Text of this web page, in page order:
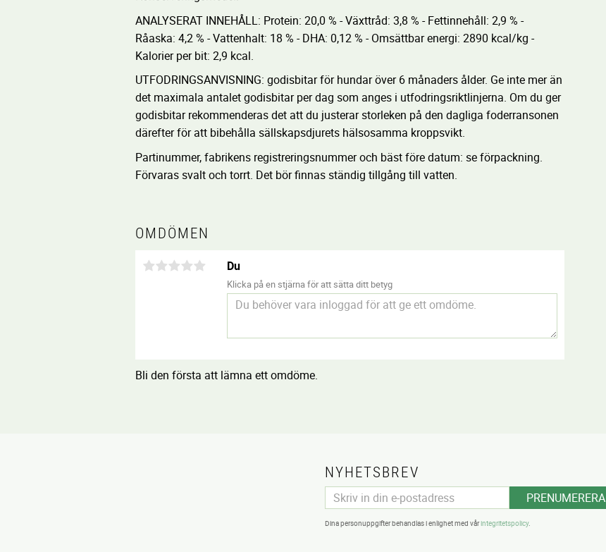
ANALYSERAT INNEHÅLL: Protein: 20,0 % - Växttråd: 3,8 % - Fettinnehåll: 2,9 % -
Råaska: 4,2 % - Vattenhalt: 18 % - DHA: 0,12 % - Omsättbar energi: 2890 kcal/kg -
Kalorier per bit: 2,9 kcal.
UTFODRINGSANVISNING: godisbitar för hundar över 6 månaders ålder. Ge inte mer än
det maximala antalet godisbitar per dag som anges i utfodringsriktlinjerna. Om du ger
godisbitar rekommenderas det att du justerar storleken på den dagliga foderransonen
därefter för att bibehålla sällskapsdjurets hälsosamma kroppsvikt.
Partinummer, fabrikens registreringsnummer och bäst före datum: se förpackning.
Förvaras svalt och torrt. Det bör finnas ständig tillgång till vatten.
OMDÖMEN
Du
Klicka på en stjärna för att sätta ditt betyg
Bli den första att lämna ett omdöme.
NYHETSBREV
PRENUMERERA
Dina personuppgifter behandlas i enlighet med vårintegritetspolicy.